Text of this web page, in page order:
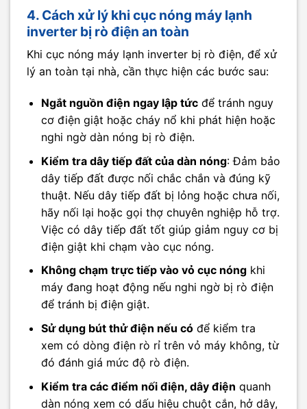
4. Cách xử lý khi cục nóng máy lạnh
inverter bị rò điện an toàn
Khi cục nóng máy lạnh inverter bị rò điện, để xử
lý an toàn tại nhà, cần thực hiện các bước sau:
Ngắt nguồn điện ngay lập tứcđể tránh nguy
cơ điện giật hoặc cháy nổ khi phát hiện hoặc
nghi ngờ dàn nóng bị rò điện.
Kiểm tra dây tiếp đất của dàn nóng: Đảm bảo
dây tiếp đất được nối chắc chắn và đúng kỹ
thuật. Nếu dây tiếp đất bị lỏng hoặc chưa nối,
hãy nối lại hoặc gọi thợ chuyên nghiệp hỗ trợ.
Việc có dây tiếp đất tốt giúp giảm nguy cơ bị
điện giật khi chạm vào cục nóng.
Không chạm trực tiếp vào vỏ cục nóngkhi
máy đang hoạt động nếu nghi ngờ bị rò điện
để tránh bị điện giật.
Sử dụng bút thử điện nếu cóđể kiểm tra
xem có dòng điện rò rỉ trên vỏ máy không, từ
đó đánh giá mức độ rò điện.
Kiểm tra các điểm nối điện, dây điện quanh
dàn nóng xem có dấu hiệu chuột cắn, hở dây,